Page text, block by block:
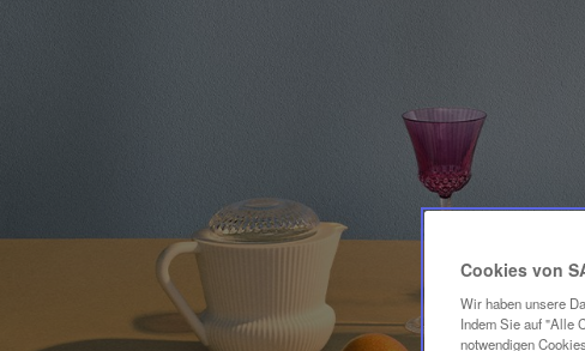
Cookies von
Wir haben unsere
Indem Sie auf "Alle
notwendigen